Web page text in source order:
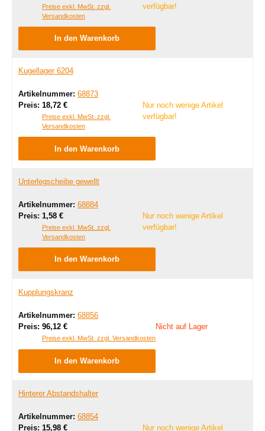
Preise exkl. MwSt. zzgl.
Versandkosten
verfügbar!
In den Warenkorb
Kugellager 6204
Artikelnummer: 68873
Preis: Regulärer Preis:
18,72 €
Preise exkl. MwSt. zzgl.
Versandkosten
Nur noch wenige Artikel
verfügbar!
In den Warenkorb
Unterlegscheibe gewellt
Artikelnummer: 68884
Preis: Regulärer Preis:
1,58 €
Preise exkl. MwSt. zzgl.
Versandkosten
Nur noch wenige Artikel
verfügbar!
In den Warenkorb
Kupplungskranz
Artikelnummer: 68856
Preis: Regulärer Preis:
96,12 €
Preise exkl. MwSt. zzgl. Versandkosten
Nicht auf Lager
In den Warenkorb
Hinterer Abstandshalter
Artikelnummer: 68854
Preis: Regulärer Preis:
15,98 €
Nur noch wenige Artikel